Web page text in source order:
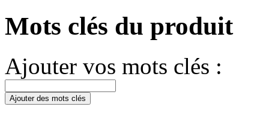
Mots clés du produit
Ajouter vos mots clés :
Ajouter des mots clés